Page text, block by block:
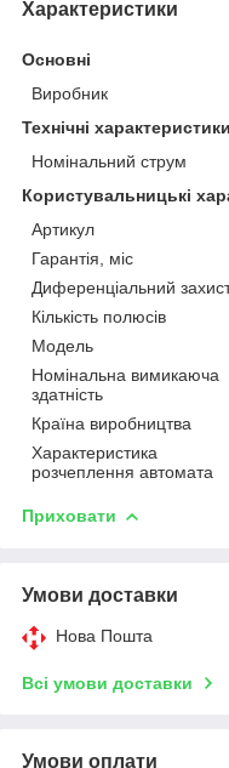
Характеристики
Основні
Виробник
Технічні характеристики
Номінальний струм
Користувальницькі
Артикул
Гарантія, міс
Диференціальний
Кількість полюсів
Мoдель
Номінальна вимикаюча
здатність
Країна виробництва
Характеристика
розчеплення автомата
Приховати
Умови доставки
Нова Пошта
Всі умови доставки
Умови оплати